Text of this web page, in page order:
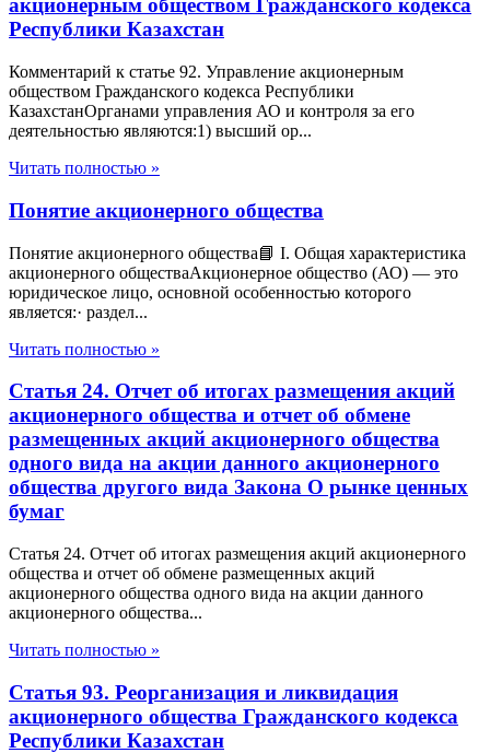
акционерным обществом Гражданского кодекса
Республики Казахстан
Комментарий к статье 92. Управление акционерным
обществом Гражданского кодекса Республики
КазахстанОрганами управления АО и контроля за его
деятельностью являются:1) высший ор...
Читать полностью »
Понятие акционерного общества
Понятие акционерного общества📘 I. Общая характеристика
акционерного обществаАкционерное общество (АО) — это
юридическое лицо, основной особенностью которого
является:· раздел...
Читать полностью »
Статья 24. Отчет об итогах размещения акций
акционерного общества и отчет об обмене
размещенных акций акционерного общества
одного вида на акции данного акционерного
общества другого вида Закона О рынке ценных
бумаг
Статья 24. Отчет об итогах размещения акций акционерного
общества и отчет об обмене размещенных акций
акционерного общества одного вида на акции данного
акционерного общества...
Читать полностью »
Статья 93. Реорганизация и ликвидация
акционерного общества Гражданского кодекса
Республики Казахстан